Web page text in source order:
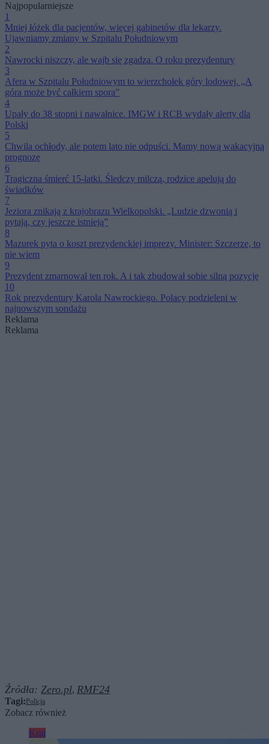
Najpopularniejsze
1
Mniej łóżek dla pacjentów, więcej gabinetów dla lekarzy.
Ujawniamy zmiany w Szpitalu Południowym
2
Nawrocki niszczy, ale wajb się zgadza. O roku prezydentury
3
Afera w Szpitalu Południowym to wierzchołek góry lodowej. „A
góra może być całkiem spora”
4
Upały do 38 stopni i nawałnice. IMGW i RCB wydały alerty dla
Polski
5
Chwila ochłody, ale potem lato nie odpuści. Mamy nową wakacyjną
prognozę
6
Tragiczna śmierć 15-latki. Śledczy milczą, rodzice apelują do
świadków
7
Jeziora znikają z krajobrazu Wielkopolski. „Ludzie dzwonią i
pytają, czy jeszcze istnieją”
8
Mazurek pyta o koszt prezydenckiej imprezy. Minister: Szczerze, to
nie wiem
9
Prezydent zmarnował ten rok. A i tak zbudował sobie silną pozycję
10
Rok prezydentury Karola Nawrockiego. Polacy podzieleni w
najnowszym sondażu
Reklama
Reklama
Źródła: Zero.pl, RMF24
Tagi: Policja
Zobacz również
Kraj